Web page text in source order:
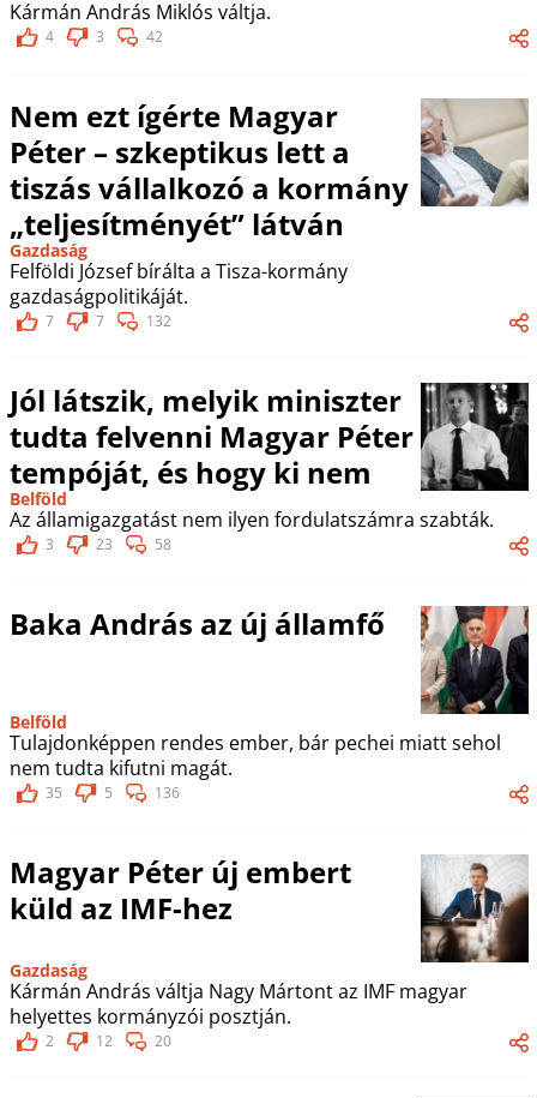
Kármán András Miklós váltja.
4 3 42
Nem ezt ígérte Magyar
Péter – szkeptikus lett a
tiszás vállalkozó a kormány
„teljesítményét” látván
Gazdaság
Felföldi József bírálta a Tisza-kormány
gazdaságpolitikáját.
7 7 132
Jól látszik, melyik miniszter
tudta felvenni Magyar Péter
tempóját, és hogy ki nem
Belföld
Az államigazgatást nem ilyen fordulatszámra szabták.
3 23 58
Baka András az új államfő
Belföld
Tulajdonképpen rendes ember, bár pechei miatt sehol
nem tudta kifutni magát.
35 5 136
Magyar Péter új embert
küld az IMF-hez
Gazdaság
Kármán András váltja Nagy Mártont az IMF magyar
helyettes kormányzói posztján.
2 12 20